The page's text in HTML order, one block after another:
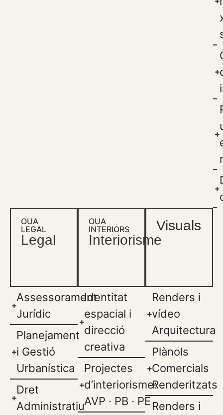
OUA
LEGAL
Legal
Assessorament
Jurídic
Planejament
i Gestió
Urbanística
Dret
Administratiu
OUA
INTERIORS
Interiorisme
Identitat
espacial i
direcció
creativa
Projectes
d’interiorisme:
AVP · PB · PE
Visuals
Renders i
vídeo
Arquitectura
Plànols
Comercials
Renderitzats
Renders i